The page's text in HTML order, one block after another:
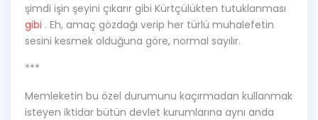
şimdi işin şeyini çıkarır gibi Kürtçülükten tutuklanması
gibi . Eh, amaç gözdağı verip her türlü muhalefetin
sesini kesmek olduğuna göre, normal sayılır.
***
Memleketin bu özel durumunu kaçırmadan kullanmak
isteyen iktidar bütün devlet kurumlarına aynı anda